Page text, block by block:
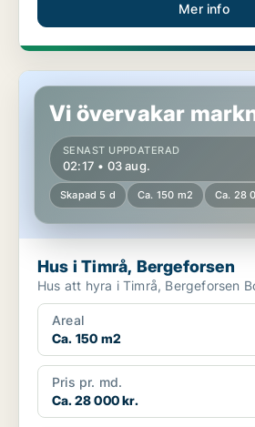
Mer info
Hus i Timrå, Bergeforsen
Vi övervakar
SENAST UPPDATERAD
02:17 • 03 aug.
Skapad 5 d Ca. 150 m2 Ca. 28
Hus i Timrå, Bergeforsen
Areal
Ca. 150 m2
Pris pr. md.
Ca. 28 000 kr.